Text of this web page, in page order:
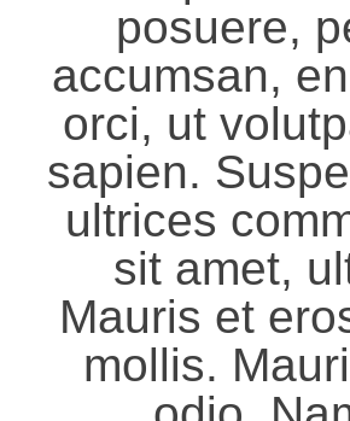
posuere,
accumsan,
orci, ut
sapien.
ultrices
sit amet,
Mauris et
mollis.